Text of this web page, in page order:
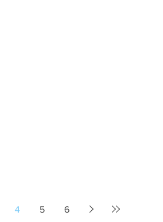
4 5 6